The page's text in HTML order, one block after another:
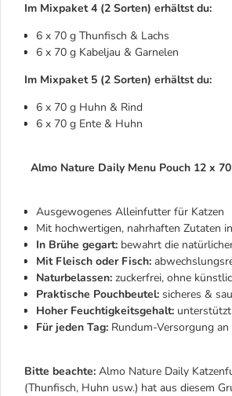
Im Mixpaket 4 (2 Sorten) erhältst du:
6 x 70 g Thunfisch & Lachs
6 x 70 g Kabeljau & Garnelen
Im Mixpaket 5 (2 Sorten) erhältst du:
6 x 70 g Huhn & Rind
6 x 70 g Ente & Huhn
Almo Nature Daily Menu Pouch 12 x
Ausgewogenes Alleinfutter für Katzen
Mit hochwertigen, nahrhaften Zutaten
In Brühe gegart: bewahrt die
Mit Fleisch oder Fisch:
Naturbelassen: zuckerfrei, ohne
Praktische Pouchbeutel: sicheres &
Hoher Feuchtigkeitsgehalt:
Für jeden Tag: Rundum-Versorgung
Bitte beachte: Almo Nature Daily
(Thunfisch, Huhn usw.) hat aus diesem